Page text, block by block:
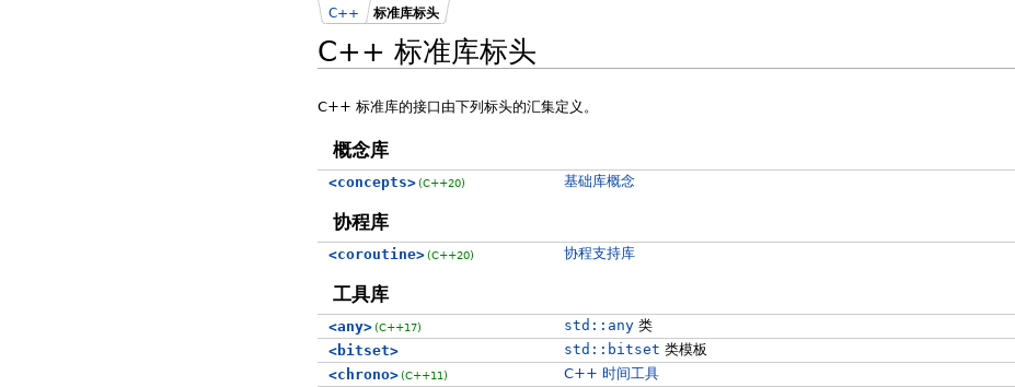
C++ 标准库标头
C++ 标准库标头
C++ 标准库的接口由下列标头的汇集定义。
概念库
<concepts> (C++20) 基础库概念
协程库
<coroutine> (C++20) 协程支持库
工具库
<any> (C++17) std::any类
<bitset>
std::bitset 类模板
<chrono> (C++11)
C++ 时间工具